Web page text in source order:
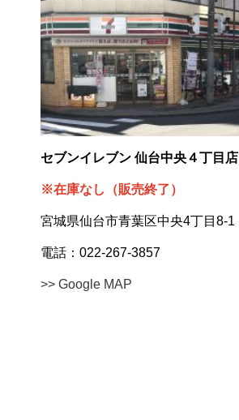
セブンイレブン 仙台中央４丁目店
※在庫なし（販売終了）
宮城県仙台市青葉区中央4丁目8-1
電話：022-267-3857
>> Google MAP